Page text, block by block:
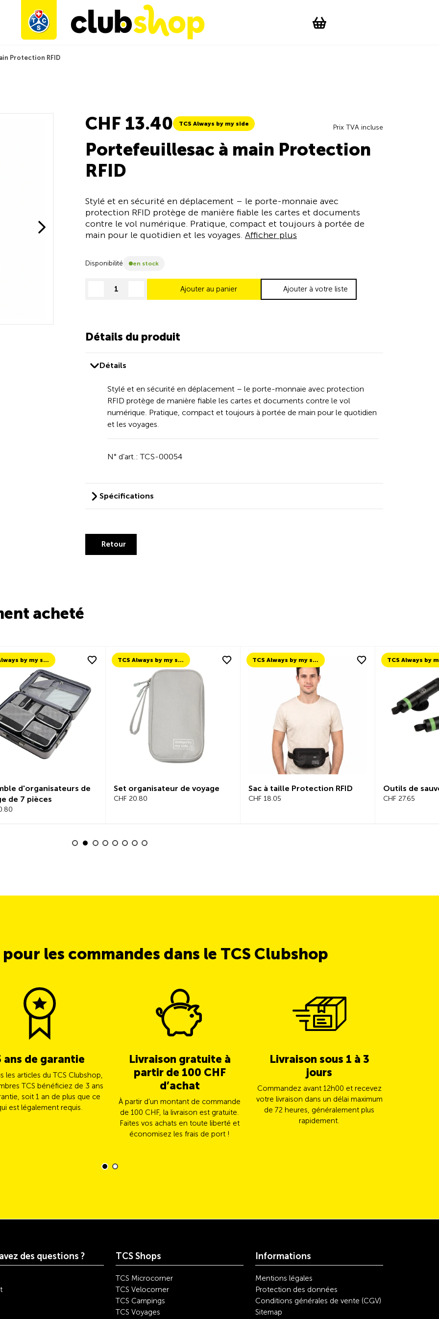
WishList
Protection RFID
CHF 13.40 TCS Always by my side Prix TVA incluse
Portefeuillesac à main Protection
RFID
Stylé et en sécurité en déplacement – le porte-monnaie avec
protection RFID protège de manière fiable les cartes et documents
contre le vol numérique. Pratique, compact et toujours à portée de
main pour le quotidien et les voyages. Afficher plus
Disponibilité en stock
decrease quantityincrease quantity
Ajouter au panier Ajouter à votre liste
Détails du produit
Détails
Stylé et en sécurité en déplacement – le porte-monnaie avec protection
RFID protège de manière fiable les cartes et documents contre le vol
numérique. Pratique, compact et toujours à portée de main pour le quotidien
et les voyages.
N° d’art.: TCS-00054
Spécifications
Retour
acheté
TCS Always by my side
d'organisateurs de
de 7 pièces
TCS Always by my side
Set organisateur de voyage
CHF 20.80
TCS Always by my side
Sac à taille Protection RFID
CHF 18.05
Outils de
CHF 27.65
les commandes dans le TCS Clubshop
ans de garantie
les articles du TCS Clubshop,
TCS bénéficiez de 3 ans
soit 1 an de plus que ce
est légalement requis.
Livraison gratuite à
partir de 100 CHF
d’achat
À partir d’un montant de commande
de 100 CHF, la livraison est gratuite.
Faites vos achats en toute liberté et
économisez les frais de port !
Livraison sous 1 à 3
jours
Commandez avant 12h00 et recevez
votre livraison dans un délai maximum
de 72 heures, généralement plus
rapidement.
des questions ? TCS Shops
TCS Microcorner
TCS Velocorner
TCS Campings
TCS Voyages
Informations
Mentions légales
Protection des données
Conditions générales de vente (CGV)
Sitemap